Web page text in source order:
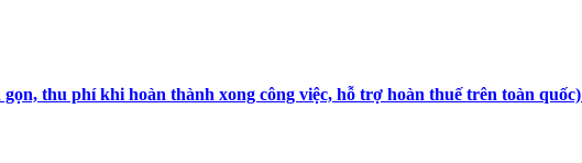
thu phí khi hoàn thành xong công việc, hỗ trợ hoàn thuế trên toàn quốc)